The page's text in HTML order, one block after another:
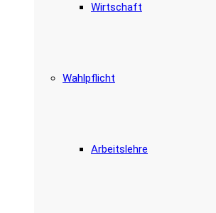
Wirtschaft
Wahlpflicht
Arbeitslehre